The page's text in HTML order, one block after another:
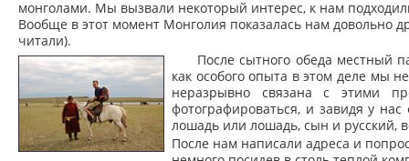
монголами. Мы вызвали некоторый интерес, к нам
Вообще в этот момент Монголия показалась нам довольно
читали).
После сытного обеда местный
как особого опыта в этом деле мы
неразрывно связана с этими
фотографироваться, и завидя у
лошадь или лошадь, сын и русский,
После нам написали адреса и